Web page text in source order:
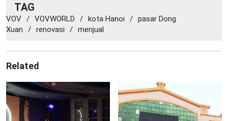
TAG
VOV / VOVWORLD / kota Hanoi / pasar Dong
Xuan
/ renovasi / menjual
Related